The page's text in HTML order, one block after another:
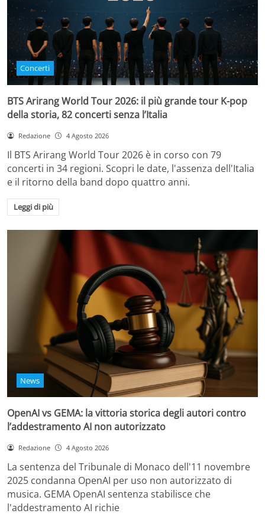
Concerti
BTS Arirang World Tour 2026: il più grande tour K-pop
della storia, 82 concerti senza l’Italia
Redazione 4 Agosto 2026
Il BTS Arirang World Tour 2026 è in corso con 79
concerti in 34 regioni. Scopri le date, l'assenza dell'Italia
e il ritorno della band dopo quattro anni.
Leggi di più
News
OpenAI vs GEMA: la vittoria storica degli autori contro
l’addestramento AI non autorizzato
Redazione 4 Agosto 2026
La sentenza del Tribunale di Monaco dell'11 novembre
2025 condanna OpenAI per uso non autorizzato di
musica. GEMA OpenAI sentenza stabilisce che
l'addestramento AI richie